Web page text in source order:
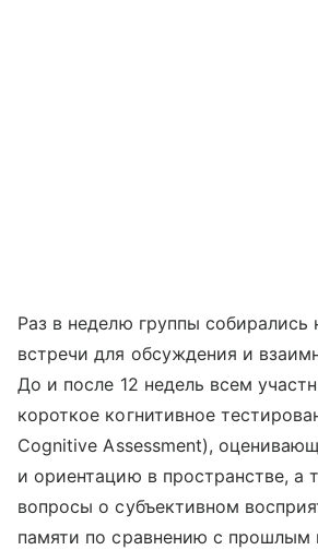
Раз в неделю группы собирались
встречи для обсуждения и
До и после 12 недель всем
короткое когнитивное
Cognitive Assessment),
и ориентацию в пространстве, а
вопросы о субъективном
памяти по сравнению с прошлым